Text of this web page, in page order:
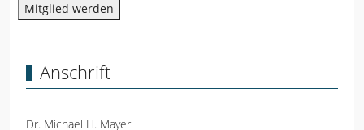
Mitglied werden
Anschrift
Dr. Michael H. Mayer